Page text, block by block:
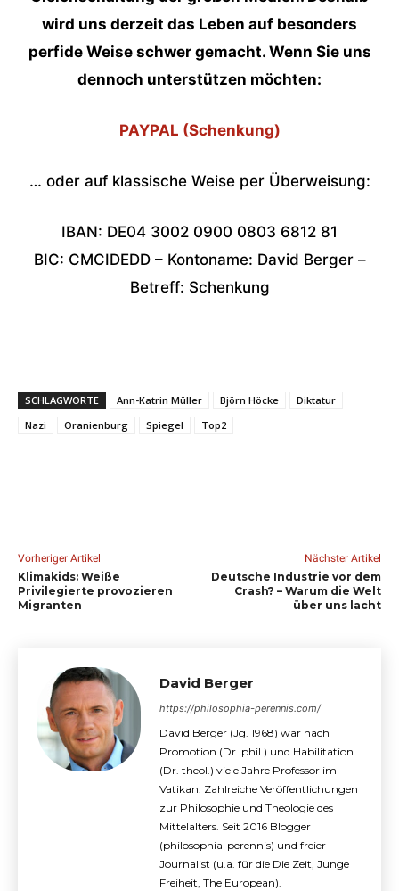
wird uns derzeit das Leben auf besonders
perfide Weise schwer gemacht. Wenn Sie uns
dennoch unterstützen möchten:
PAYPAL (Schenkung)
… oder auf klassische Weise per Überweisung:
IBAN: DE04 3002 0900 0803 6812 81
BIC: CMCIDEDD – Kontoname: David Berger –
Betreff: Schenkung
SCHLAGWORTE Ann-Katrin Müller Björn Höcke
Diktatur
Nazi
Oranienburg Spiegel Top2
Vorheriger Artikel
Klimakids: Weiße
Privilegierte provozieren
Migranten
Nächster Artikel
Deutsche Industrie vor dem
Crash? – Warum die Welt
über uns lacht
David Berger
https://philosophia-perennis.com/
David Berger (Jg. 1968) war nach
Promotion (Dr. phil.) und Habilitation
(Dr. theol.) viele Jahre Professor im
Vatikan. Zahlreiche Veröffentlichungen
zur Philosophie und Theologie des
Mittelalters. Seit 2016 Blogger
(philosophia-perennis) und freier
Journalist (u.a. für die Die Zeit, Junge
Freiheit, The European).